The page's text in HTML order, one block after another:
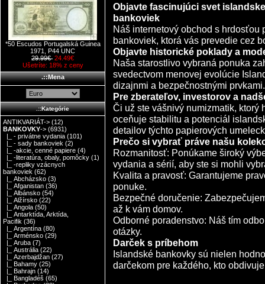
*50 Escudos Portugalská Guinea
1971, P44 UNC
29.99€ 24.49€
Ušetríte: 18% z ceny
.::Mena
.::Kategórie
ANTIKVARIÁT-> (12)
BANKOVKY-> (6931)
|_ - privátne vydania (101)
|_ - sady bankoviek (2)
|_ -akcie, cenné papiere (4)
|_ -literatúra, obaly, pomôcky (1)
|_ -repliky vzácnych
bankoviek (62)
|_ Abcházsko (3)
|_ Afganistan (36)
|_ Albánsko (54)
|_ Alžírsko (22)
|_ Angola (50)
|_ Antarktída, Arktída,
Pacifik (36)
|_ Argentína (80)
|_ Arménsko (29)
|_ Aruba (7)
|_ Austrália (22)
|_ Azerbajdžan (27)
|_ Bahamy (25)
|_ Bahrajn (14)
|_ Bangladéš (65)
Objavte fascinujúci svet
bankoviek
Náš internetový obchod s
bankoviek, ktorá vás prevedie cez
Objavte historické poklady a
Naša starostlivo vybraná ponuka
svedectvom menovej evolúcie
dizajnmi a bezpečnostnými prvkami.
Pre zberateľov, investorov a
Či už ste vášnivý numizmatik, ktorý
oceňuje stabilitu a potenciál
detailov týchto papierových
Prečo si vybrať práve našu
Rozmanitosť: Ponúkame široký
vydania a sérií, aby ste si mohli
Kvalita a pravosť: Garantujeme
ponuke.
Bezpečné doručenie:
až k vám domov.
Odborné poradenstvo: Náš tím
otázky.
Darček s príbehom
Islandské bankovky sú nielen
darčekom pre každého, kto